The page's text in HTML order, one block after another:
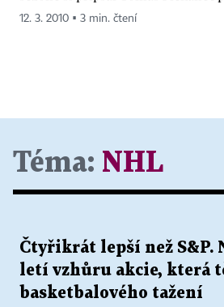
12. 3. 2010 ▪ 3 min. čtení
Téma: NHL
Čtyřikrát lepší než S&P.
letí vzhůru akcie, která
basketbalového tažení